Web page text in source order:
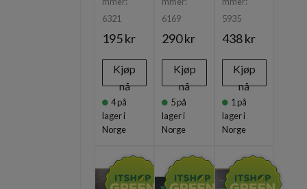
6321
195 kr
Kjøp
nå
4på
lager i
Norge
6169
290 kr
Kjøp
nå
5på
lager i
Norge
5935
438 kr
Kjøp
nå
1 på
lager i
Norge